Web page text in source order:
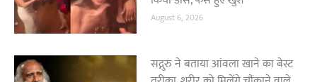
August 6, 2026
सद्गुरु ने बताया आंवला खाने का बेस्ट